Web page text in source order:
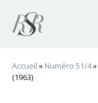
contenu
Accueil » Numéro 51/4»
(1963)